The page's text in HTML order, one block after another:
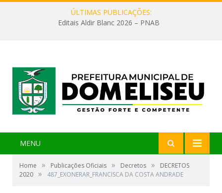
ÚLTIMAS PUBLICAÇÕES:
Editais Aldir Blanc 2026 – PNAB
MENU
Home » Publicações Oficiais » Decretos »
DECRETOS
2020 » 487_EXONERAR_FRANCISCA DA COSTA ANDRADE